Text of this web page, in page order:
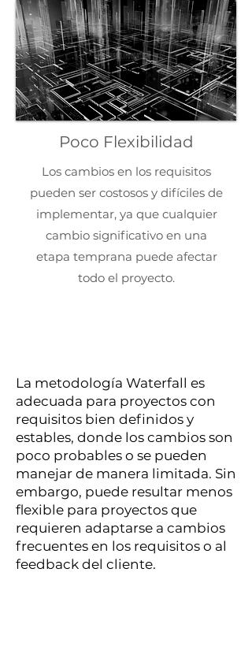
Poco Flexibilidad
Los cambios en los requisitos
pueden ser costosos y difíciles de
implementar, ya que cualquier
cambio significativo en una
etapa temprana puede afectar
todo el proyecto.
La metodología Waterfall es
adecuada para proyectos con
requisitos bien definidos y
estables, donde los cambios son
poco probables o se pueden
manejar de manera limitada. Sin
embargo, puede resultar menos
flexible para proyectos que
requieren adaptarse a cambios
frecuentes en los requisitos o al
feedback del cliente.